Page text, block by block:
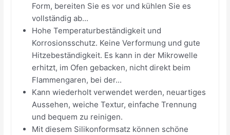
Form, bereiten Sie es vor und kühlen Sie es
vollständig ab...
Hohe Temperaturbeständigkeit und
Korrosionsschutz. Keine Verformung und gute
Hitzebeständigkeit. Es kann in der Mikrowelle
erhitzt, im Ofen gebacken, nicht direkt beim
Flammengaren, bei der...
Kann wiederholt verwendet werden, neuartiges
Aussehen, weiche Textur, einfache Trennung
und bequem zu reinigen.
Mit diesem Silikonformsatz können schöne